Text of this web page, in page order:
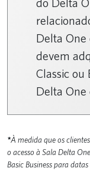
Delta One
devem
Classic ou
Delta One
*À medida que os
o acesso à Sala Delta
Basic Business para